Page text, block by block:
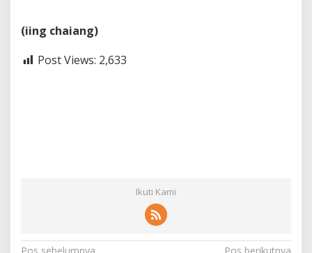
(iing chaiang)
Post Views: 2,633
Ikuti Kami